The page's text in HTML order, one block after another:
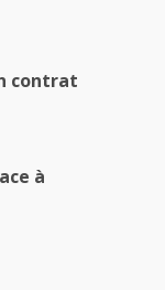
contrat
à